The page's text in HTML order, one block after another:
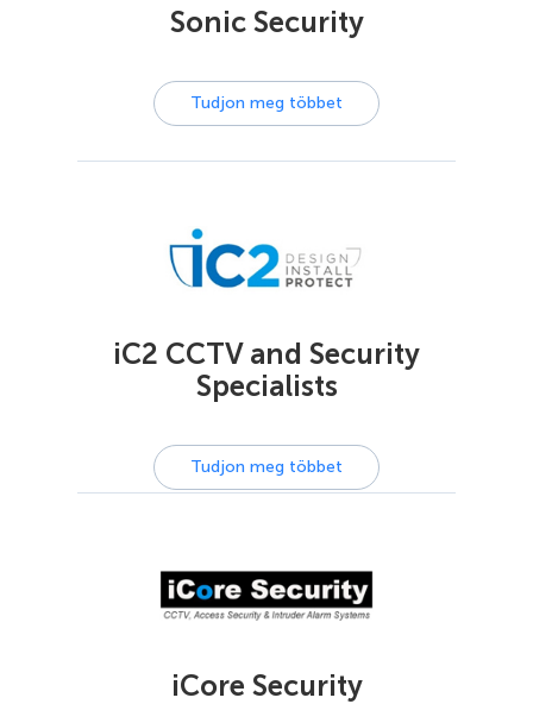
Sonic Security
Tudjon meg többet
iC2 CCTV and Security
Specialists
Tudjon meg többet
iCore Security